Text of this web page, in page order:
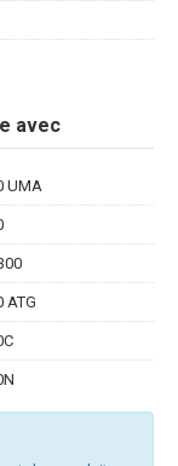
avec
UMA
ATG